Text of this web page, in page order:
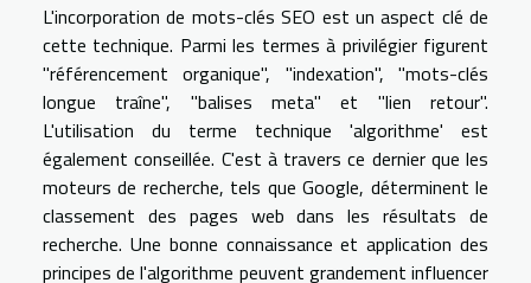
L'incorporation de mots-clés SEO est un aspect clé de
cette technique. Parmi les termes à privilégier figurent
"référencement organique", "indexation", "mots-clés
longue traîne", "balises meta" et "lien retour".
L'utilisation du terme technique 'algorithme' est
également conseillée. C'est à travers ce dernier que les
moteurs de recherche, tels que Google, déterminent le
classement des pages web dans les résultats de
recherche. Une bonne connaissance et application des
principes de l'algorithme peuvent grandement influencer